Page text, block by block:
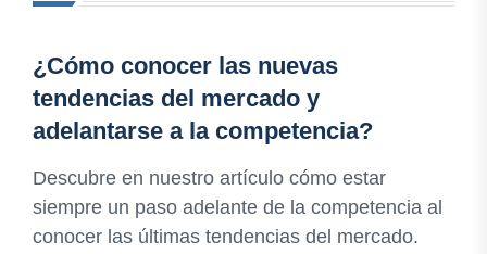
¿Cómo conocer las nuevas
tendencias del mercado y
adelantarse a la competencia?
Descubre en nuestro artículo cómo estar
siempre un paso adelante de la competencia al
conocer las últimas tendencias del mercado.